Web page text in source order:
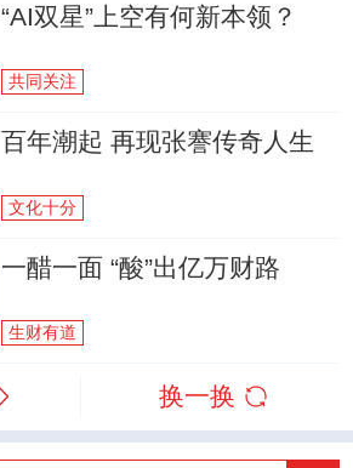
“AI双星”上空有何新本领？
共同关注
百年潮起 再现张謇传奇人生
文化十分
一醋一面 “酸”出亿万财路
生财有道
换一换